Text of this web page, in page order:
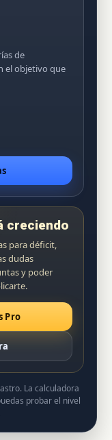
de
el objetivo que
creciendo
para déficit,
dudas
y poder
Pro
La calculadora
probar el nivel